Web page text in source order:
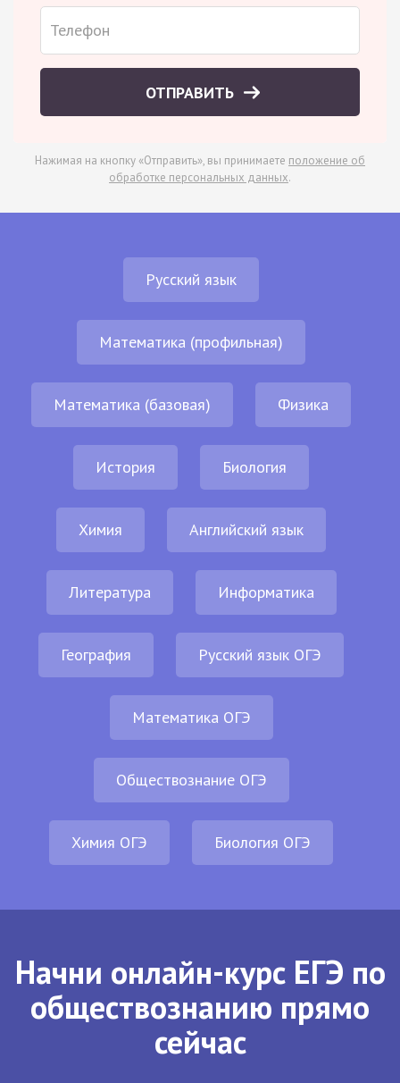
ОТПРАВИТЬ
Нажимая на кнопку «Отправить», вы принимаете положение об
обработке персональных данных.
Русский язык
Математика (профильная)
Математика (базовая) Физика
История Биология
Химия Английский язык
Литература Информатика
География Русский язык ОГЭ
Математика ОГЭ
Обществознание ОГЭ
Химия ОГЭ Биология ОГЭ
Начни онлайн-курс ЕГЭ по
обществознанию прямо
сейчас